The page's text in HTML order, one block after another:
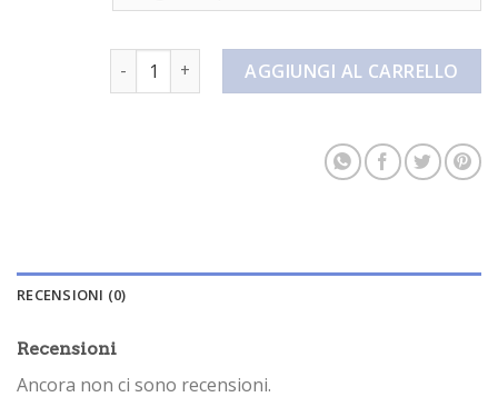
pantaloncini hoodrich quantità
AGGIUNGI AL CARRELLO
RECENSIONI (0)
Recensioni
Ancora non ci sono recensioni.